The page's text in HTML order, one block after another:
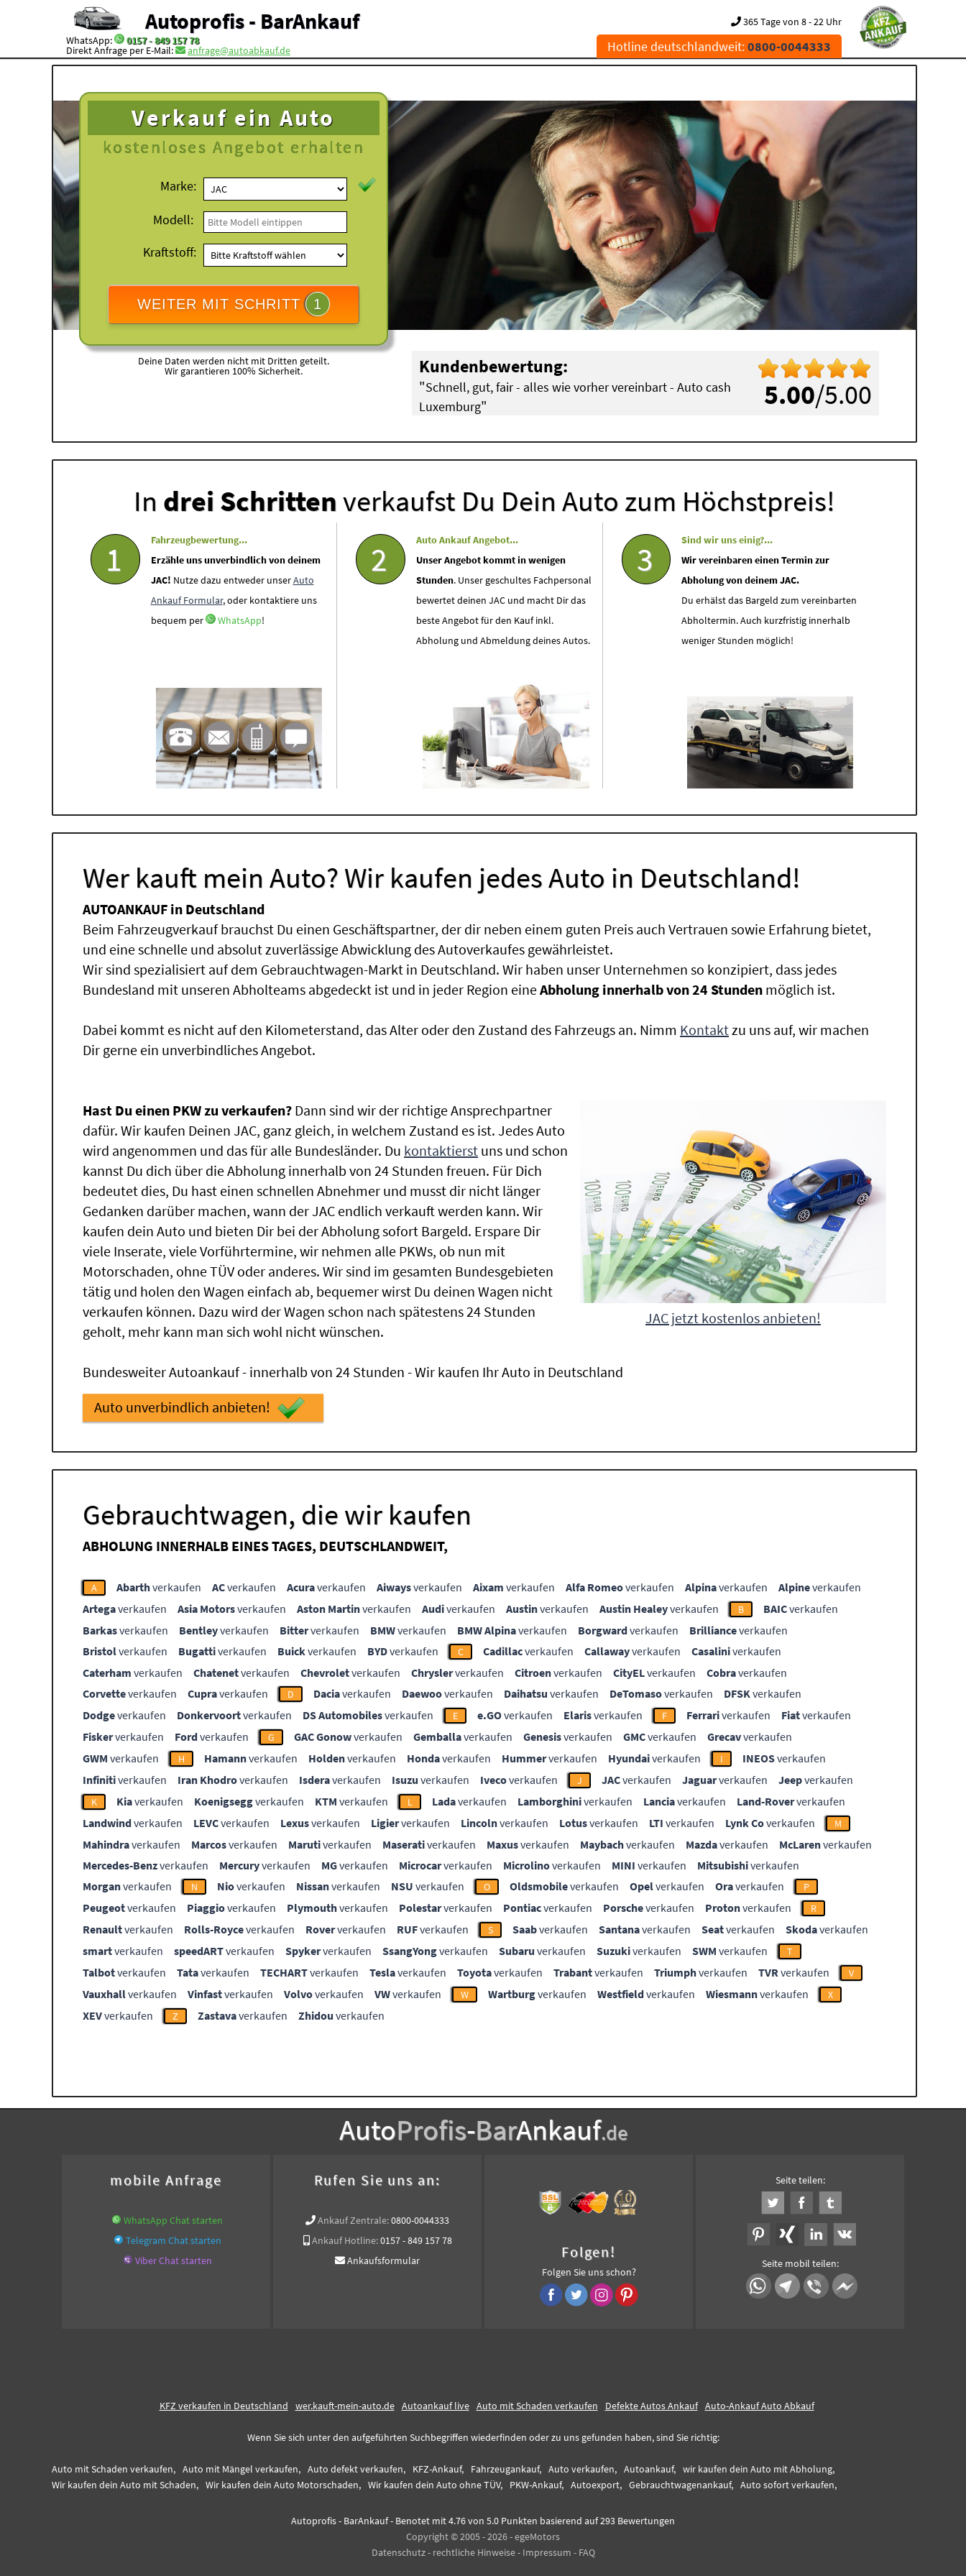
Autoprofis - BarAnkauf
WhatsApp: 0157 - 849 157 78
Direkt Anfrage per E-Mail: anfrage@autoabkauf.de
365 Tage von 8 - 22 Uhr
Hotline deutschlandweit:0800-0044333
Verkauf ein Auto
kostenloses Angebot erhalten
Marke:
Modell:
Kraftstoff:
WEITER MIT SCHRITT 1
Deine Daten werden nicht mit Dritten geteilt.
Wir garantieren 100% Sicherheit.
5.00/5.00
Kundenbewertung:
"Schnell, gut, fair - alles wie vorher vereinbart - Auto cash
Luxemburg"
In drei Schrittenverkaufst Du Dein Auto zum Höchstpreis!
1
Fahrzeugbewertung...
Erzähle uns unverbindlich von deinem
JAC! Nutze dazu entweder unserAuto
Ankauf Formular, oder kontaktiere uns
bequem per
WhatsApp!
2
Auto Ankauf Angebot...
Unser Angebot kommt in wenigen
Stunden. Unser geschultes Fachpersonal
bewertet deinen JAC und macht Dir das
beste Angebot für den Kauf inkl.
Abholung und Abmeldung deines Autos.
3
Sind wir uns einig?...
Wir vereinbaren einen Termin zur
Abholung von deinem JAC.
Du erhälst das Bargeld zum vereinbarten
Abholtermin. Auch kurzfristig innerhalb
weniger Stunden möglich!
Wer kauft mein Auto? Wir kaufen jedes Auto in Deutschland!
AUTOANKAUF in Deutschland
Beim Fahrzeugverkauf brauchst Du einen Geschäftspartner, der dir neben einem guten Preis auch Vertrauen sowie Erfahrung bietet,
und eine schnelle und absolut zuverlässige Abwicklung des Autoverkaufes gewährleistet.
Wir sind spezialisiert auf dem Gebrauchtwagen-Markt in Deutschland. Wir haben unser Unternehmen so konzipiert, dass jedes
Bundesland mit unseren Abholteams abgedeckt ist und in jeder Region eineAbholung innerhalb von 24 Stunden möglich ist.
Dabei kommt es nicht auf den Kilometerstand, das Alter oder den Zustand des Fahrzeugs an. Nimm Kontaktzu uns auf, wir machen
Dir gerne ein unverbindliches Angebot.
JAC jetzt kostenlos anbieten!
Hast Du einen PKW zu verkaufen? Dann sind wir der richtige Ansprechpartner
dafür. Wir kaufen Deinen JAC, ganz gleich, in welchem Zustand es ist. Jedes Auto
wird angenommen und das für alle Bundesländer. Du kontaktierst uns und schon
kannst Du dich über die Abholung innerhalb von 24 Stunden freuen. Für Dich
bedeutet dies, Du hast einen schnellen Abnehmer und musst dir nicht länger
Gedanken darüber machen, wann der JAC endlich verkauft werden kann. Wir
kaufen dein Auto und bieten Dir bei der Abholung sofort Bargeld. Erspare Dir
viele Inserate, viele Vorführtermine, wir nehmen alle PKWs, ob nun mit
Motorschaden, ohne TÜV oder anderes. Wir sind im gesamten Bundesgebieten
tätig und holen den Wagen einfach ab, bequemer wirst Du deinen Wagen nicht
verkaufen können. Dazu wird der Wagen schon nach spätestens 24 Stunden
geholt, mehr kann man sich wohl nicht wünschen.
Bundesweiter Autoankauf - innerhalb von 24 Stunden - Wir kaufen Ihr Auto in Deutschland
Auto unverbindlich anbieten!
Gebrauchtwagen, die wir kaufen
ABHOLUNG INNERHALB EINES TAGES, DEUTSCHLANDWEIT,
A Abarthverkaufen ACverkaufen Acuraverkaufen Aiwaysverkaufen Aixam verkaufen Alfa Romeoverkaufen Alpinaverkaufen Alpineverkaufen
Artegaverkaufen Asia Motorsverkaufen Aston Martinverkaufen Audiverkaufen Austinverkaufen Austin Healeyverkaufen B BAICverkaufen
Barkasverkaufen Bentleyverkaufen Bitterverkaufen BMWverkaufen BMW Alpinaverkaufen Borgwardverkaufen Brillianceverkaufen
Bristolverkaufen Bugattiverkaufen Buickverkaufen BYDverkaufen C Cadillacverkaufen Callawayverkaufen Casaliniverkaufen
Caterham verkaufen Chatenetverkaufen Chevroletverkaufen Chryslerverkaufen Citroenverkaufen CityELverkaufen Cobraverkaufen
Corvetteverkaufen Cupraverkaufen D Daciaverkaufen Daewooverkaufen Daihatsu verkaufen DeTomasoverkaufen DFSKverkaufen
Dodgeverkaufen Donkervoortverkaufen DS Automobilesverkaufen E e.GOverkaufen Elarisverkaufen F Ferrariverkaufen Fiatverkaufen
Fiskerverkaufen Fordverkaufen G GAC Gonowverkaufen Gemballaverkaufen Genesisverkaufen GMCverkaufen Grecavverkaufen
GWM verkaufen H Hamannverkaufen Holdenverkaufen Hondaverkaufen Hummerverkaufen Hyundaiverkaufen I INEOSverkaufen
Infinitiverkaufen Iran Khodroverkaufen Isderaverkaufen Isuzu verkaufen Ivecoverkaufen J JACverkaufen Jaguarverkaufen Jeepverkaufen
K Kiaverkaufen Koenigseggverkaufen KTM verkaufen L Ladaverkaufen Lamborghiniverkaufen Lanciaverkaufen Land-Roververkaufen
Landwindverkaufen LEVCverkaufen Lexusverkaufen Ligierverkaufen Lincolnverkaufen Lotusverkaufen LTI verkaufen Lynk Coverkaufen M
Mahindraverkaufen Marcosverkaufen Marutiverkaufen Maserativerkaufen Maxusverkaufen Maybachverkaufen Mazdaverkaufen McLarenverkaufen
Mercedes-Benzverkaufen Mercuryverkaufen MGverkaufen Microcarverkaufen Microlinoverkaufen MINI verkaufen Mitsubishiverkaufen
Morganverkaufen N Nioverkaufen Nissanverkaufen NSU verkaufen O Oldsmobileverkaufen Opelverkaufen Oraverkaufen P
Peugeotverkaufen Piaggioverkaufen Plymouthverkaufen Polestarverkaufen Pontiacverkaufen Porscheverkaufen Protonverkaufen R
Renaultverkaufen Rolls-Royceverkaufen Roververkaufen RUFverkaufen S Saabverkaufen Santanaverkaufen Seatverkaufen Skodaverkaufen
smartverkaufen speedARTverkaufen Spykerverkaufen SsangYongverkaufen Subaru verkaufen Suzukiverkaufen SWM verkaufen T
Talbotverkaufen Tataverkaufen TECHARTverkaufen Teslaverkaufen Toyotaverkaufen Trabantverkaufen Triumphverkaufen TVRverkaufen V
Vauxhallverkaufen Vinfastverkaufen Volvoverkaufen VWverkaufen W Wartburgverkaufen Westfieldverkaufen Wiesmannverkaufen X
XEVverkaufen Z Zastavaverkaufen Zhidou verkaufen
AutoProfis-BarAnkauf.de
mobile Anfrage
WhatsApp Chat starten
Telegram Chat starten
Viber Chat starten
Rufen Sie uns an:
Ankauf Zentrale:0800-0044333
Ankauf Hotline:0157 - 849 157 78
Ankaufsformular
Folgen!
Folgen Sie uns schon?
Seite teilen:
Seite mobil teilen:
KFZ verkaufen in Deutschland wer.kauft-mein-auto.de Autoankauf live Auto mit Schaden verkaufen Defekte Autos Ankauf Auto-Ankauf Auto Abkauf
Wenn Sie sich unter den aufgeführten Suchbegriffen wiederfinden oder zu uns gefunden haben, sind Sie richtig:
Auto mit Schaden verkaufen, Auto mit Mängel verkaufen, Auto defekt verkaufen, KFZ-Ankauf, Fahrzeugankauf, Auto verkaufen, Autoankauf, wir kaufen dein Auto mit Abholung,
Wir kaufen dein Auto mit Schaden, Wir kaufen dein Auto Motorschaden, Wir kaufen dein Auto ohne TÜV, PKW-Ankauf, Autoexport, Gebrauchtwagenankauf, Auto sofort verkaufen,
Autoprofis - BarAnkauf- Benotet mit4.76von 5.0 Punkten basierend auf293 Bewertungen
Copyright © 2005 - 2026 - egeMotors
Datenschutz- rechtliche Hinweise- Impressum - FAQ